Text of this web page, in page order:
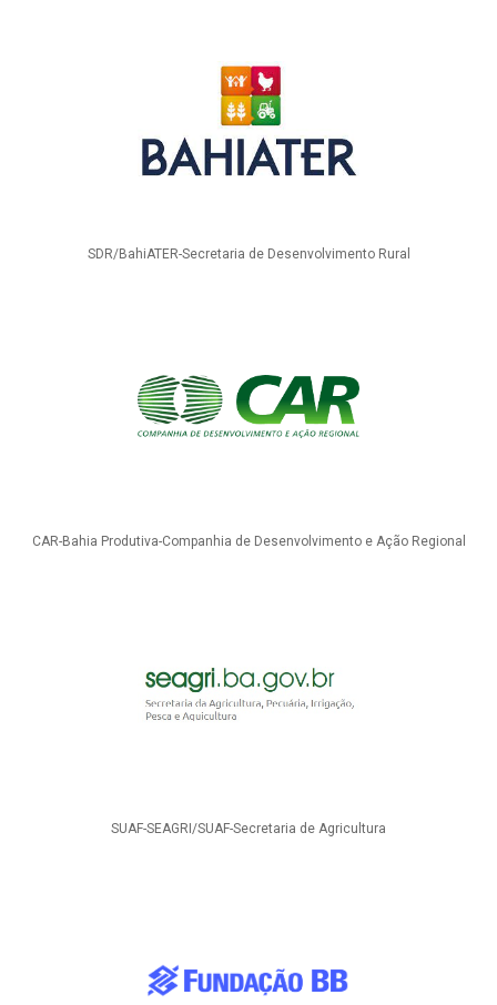
SDR/BahiATER-Secretaria de Desenvolvimento Rural
CAR-Bahia Produtiva-Companhia de Desenvolvimento e Ação Regional
SUAF-SEAGRI/SUAF-Secretaria de Agricultura